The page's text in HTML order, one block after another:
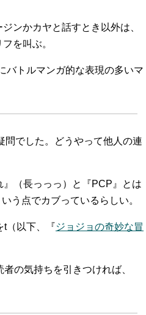
ンかカヤと話すとき以外は、
を叫ぶ。
バトルマンガ的な表現の多いマ
問でした。どうやって他人の連
（長っっっ）と『PCP』とは
いう点でカブっているらしい。
t（以下、『ジョジョの奇妙な冒
の気持ちを引きつければ、